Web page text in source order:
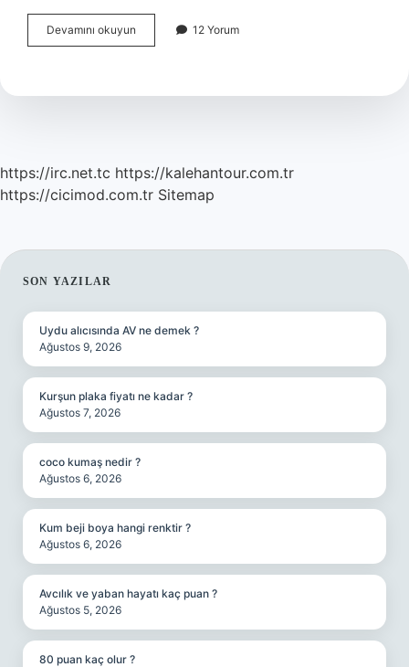
Devamını okuyun
Kredi
12 Yorum
https://irc.net.tc https://kalehantour.com.tr
https://cicimod.com.tr Sitemap
SIDEBAR
SON YAZILAR
Uydu alıcısında AV ne demek ?
Ağustos 9, 2026
Kurşun plaka fiyatı ne kadar ?
Ağustos 7, 2026
coco kumaş nedir ?
Ağustos 6, 2026
Kum beji boya hangi renktir ?
Ağustos 6, 2026
Avcılık ve yaban hayatı kaç puan ?
Ağustos 5, 2026
80 puan kaç olur ?